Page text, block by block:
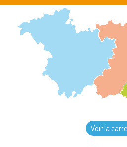
Voir la